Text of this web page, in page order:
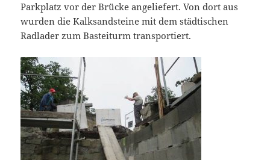
Parkplatz vor der Brücke angeliefert. Von dort aus
wurden die Kalksandsteine mit dem städtischen
Radlader zum Basteiturm transportiert.